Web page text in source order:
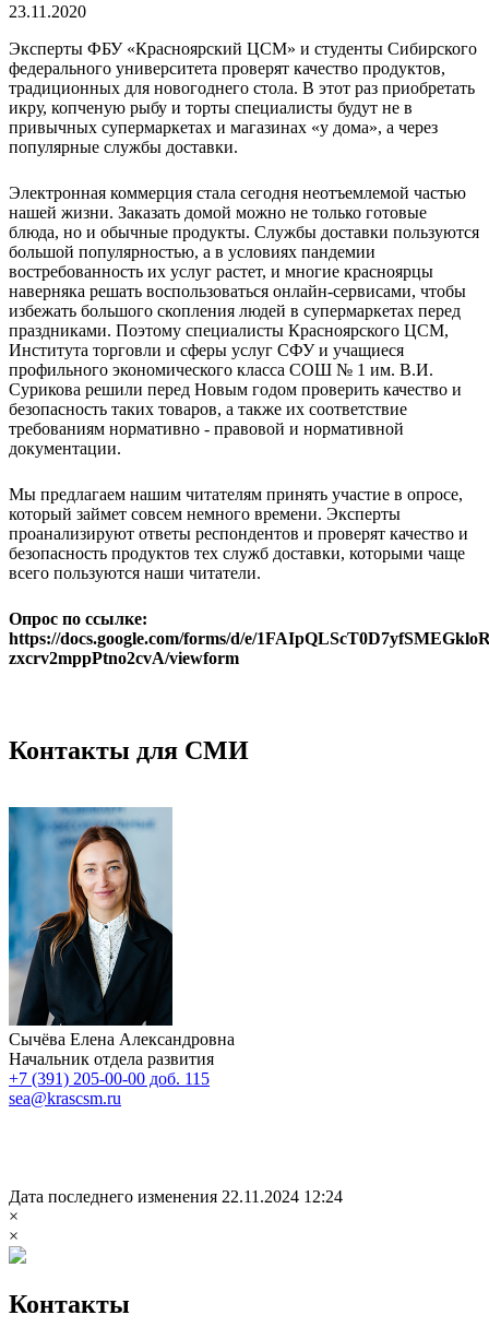
23.11.2020
Эксперты ФБУ «Красноярский ЦСМ» и студенты Сибирского
федерального университета проверят качество продуктов,
традиционных для новогоднего стола. В этот раз приобретать
икру, копченую рыбу и торты специалисты будут не в
привычных супермаркетах и магазинах «у дома», а через
популярные службы доставки.
Электронная коммерция стала сегодня неотъемлемой частью
нашей жизни. Заказать домой можно не только готовые
блюда, но и обычные продукты. Службы доставки пользуются
большой популярностью, а в условиях пандемии
востребованность их услуг растет, и многие красноярцы
наверняка решать воспользоваться онлайн-сервисами, чтобы
избежать большого скопления людей в супермаркетах перед
праздниками. Поэтому специалисты Красноярского ЦСМ,
Института торговли и сферы услуг СФУ и учащиеся
профильного экономического класса СОШ № 1 им. В.И.
Сурикова решили перед Новым годом проверить качество и
безопасность таких товаров, а также их соответствие
требованиям нормативно - правовой и нормативной
документации.
Мы предлагаем нашим читателям принять участие в опросе,
который займет совсем немного времени. Эксперты
проанализируют ответы респондентов и проверят качество и
безопасность продуктов тех служб доставки, которыми чаще
всего пользуются наши читатели.
Опрос по ссылке:
https://docs.google.com/forms/d/e/
zxcrv2mppPtno2cvA/viewform
Контакты для СМИ
Сычёва Елена Александровна
Начальник отдела развития
+7 (391) 205-00-00 доб. 115
sea@krascsm.ru
Дата последнего изменения 22.11.2024 12:24
×
×
Контакты